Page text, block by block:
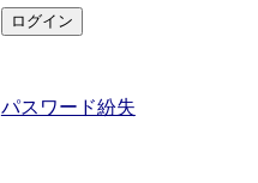
パスワード紛失